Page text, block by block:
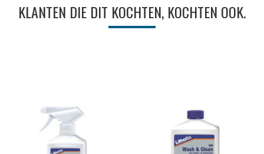
KLANTEN DIE DIT KOCHTEN, KOCHTEN OOK.